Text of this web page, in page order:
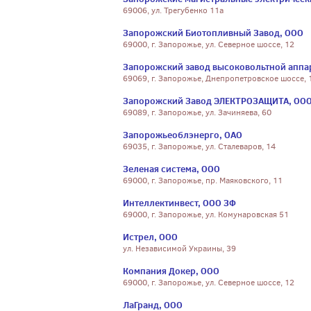
69006, ул. Трегубенко 11а
Запорожский Биотопливный Завод, ООО
69000, г. Запорожье, ул. Северное шоссе, 12
Запорожский завод высоковольтной
69069, г. Запорожье, Днепропетровское шоссе,
Запорожский Завод ЭЛЕКТРОЗАЩИТА, ООО
69089, г. Запорожье, ул. Зачиняева, 60
Запорожьеоблэнерго, ОАО
69035, г. Запорожье, ул. Сталеваров, 14
Зеленая система, ООО
69000, г. Запорожье, пр. Маяковского, 11
Интеллектинвест, ООО ЗФ
69000, г. Запорожье, ул. Комунаровская 51
Истрел, ООО
ул. Независимой Украины, 39
Компания Докер, ООО
69000, г. Запорожье, ул. Северное шоссе, 12
ЛаГранд, ООО